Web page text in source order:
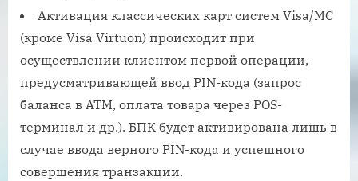
Активация классических карт систем Visa/MC
(кроме Visa Virtuon) происходит при
осуществлении клиентом первой операции,
предусматривающей ввод PIN-кода (запрос
баланса в АТМ, оплата товара через POS-
терминал и др.). БПК будет активирована лишь в
случае ввода верного PIN-кода и успешного
совершения транзакции.